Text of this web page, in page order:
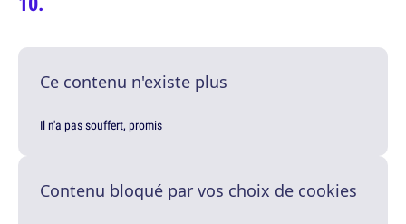
Ce contenu n'existe plus
Il n'a pas souffert, promis
Contenu bloqué par vos choix de cookies